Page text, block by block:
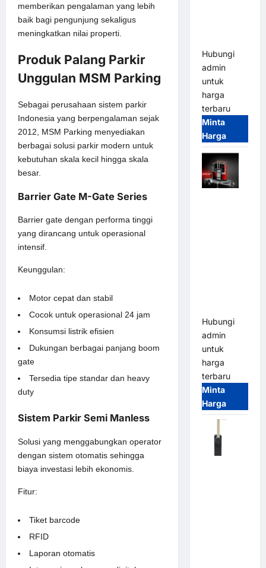
memberikan pengalaman yang lebih
baik bagi pengunjung sekaligus
meningkatkan nilai properti.
Produk Palang Parkir
Unggulan MSM Parking
Sebagai perusahaan sistem parkir
Indonesia yang berpengalaman sejak
2012, MSM Parking menyediakan
berbagai solusi parkir modern untuk
kebutuhan skala kecil hingga skala
besar.
Barrier Gate M-Gate Series
Barrier gate dengan performa tinggi
yang dirancang untuk operasional
intensif.
Keunggulan:
Motor cepat dan stabil
Cocok untuk operasional 24 jam
Konsumsi listrik efisien
Dukungan berbagai panjang boom
gate
Tersedia tipe standar dan heavy
duty
Sistem Parkir Semi Manless
Solusi yang menggabungkan operator
dengan sistem otomatis sehingga
biaya investasi lebih ekonomis.
Fitur:
Tiket barcode
RFID
Laporan otomatis
Hubungi
admin
untuk
harga
terbaru
Minta
Harga
Hubungi
admin
untuk
harga
terbaru
Minta
Harga